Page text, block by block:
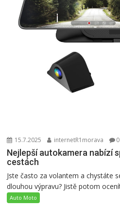
15.7.2025 internetR1morava 0
Nejlepší autokamera nabízí
cestách
Jste často za volantem a chystáte
dlouhou výpravu? Jistě potom
Auto Moto